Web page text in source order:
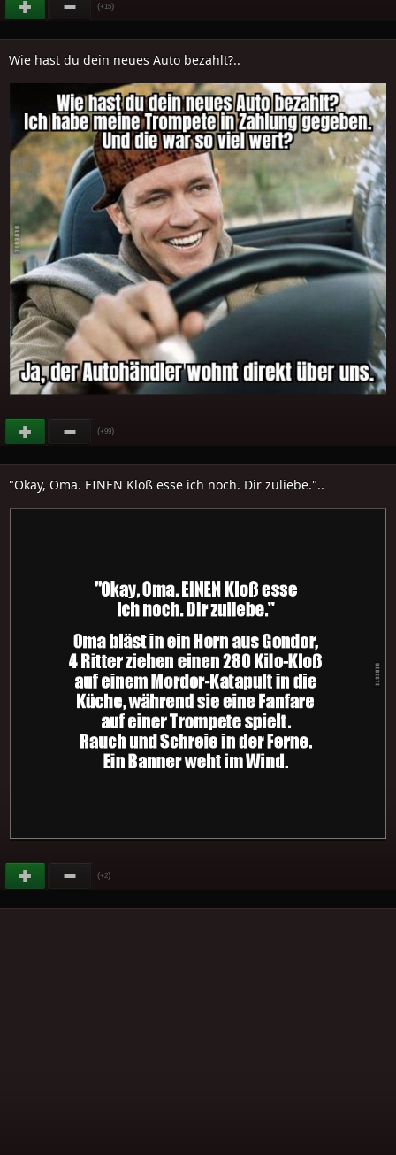
(+15)
Wie hast du dein neues Auto bezahlt?..
(+99)
"Okay, Oma. EINEN Kloß esse ich noch. Dir zuliebe."..
(+2)